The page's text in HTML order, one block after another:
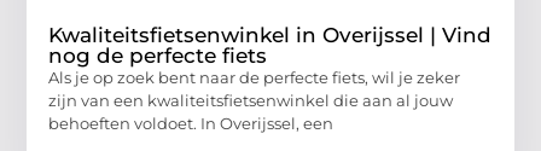
Kwaliteitsfietsenwinkel in Overijssel | Vind
nog de perfecte fiets
Als je op zoek bent naar de perfecte fiets, wil je zeker
zijn van een kwaliteitsfietsenwinkel die aan al jouw
behoeften voldoet. In Overijssel, een